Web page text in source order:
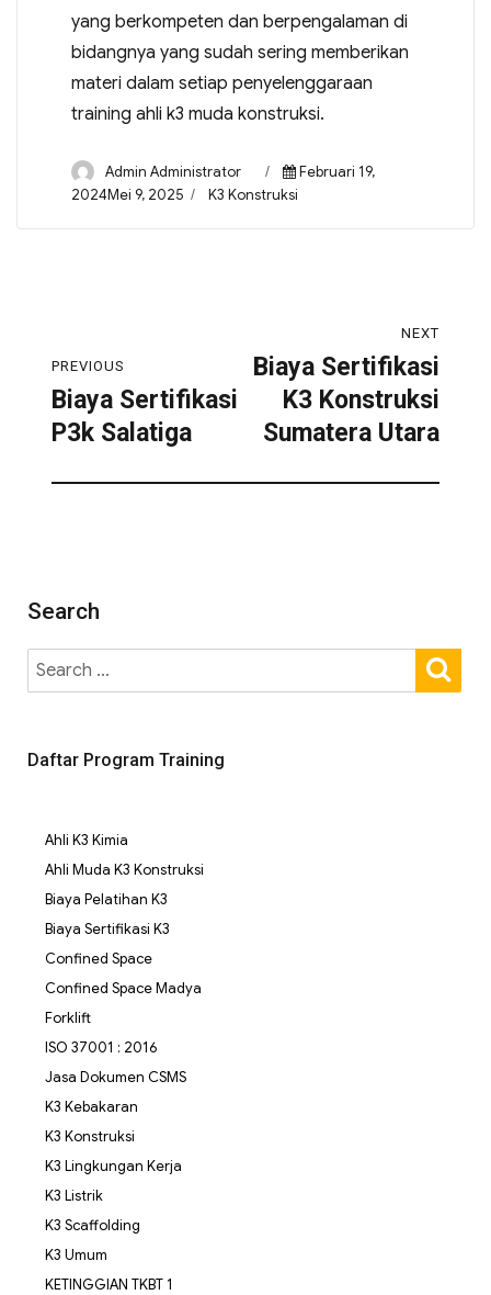
yang berkompeten dan berpengalaman di
bidangnya yang sudah sering memberikan
materi dalam setiap penyelenggaraan
training ahli k3 muda konstruksi.
Admin Administrator
Februari 19,
2024Mei 9, 2025
K3 Konstruksi
PREVIOUS
Biaya Sertifikasi
P3k Salatiga
NEXT
Biaya Sertifikasi
K3 Konstruksi
Sumatera Utara
Search
Daftar Program Training
Ahli K3 Kimia
Ahli Muda K3 Konstruksi
Biaya Pelatihan K3
Biaya Sertifikasi K3
Confined Space
Confined Space Madya
Forklift
ISO 37001 : 2016
Jasa Dokumen CSMS
K3 Kebakaran
K3 Konstruksi
K3 Lingkungan Kerja
K3 Listrik
K3 Scaffolding
K3 Umum
KETINGGIAN TKBT 1